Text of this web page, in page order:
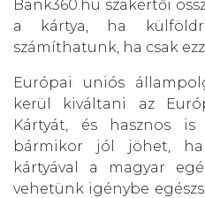
Bank360.hu szakértői
a kártya, ha
számíthatunk, ha csak
Európai uniós
kerül kiváltani az
Kártyát, és hasznos
bármikor jól jöhet,
kártyával a magyar
vehetünk igénybe